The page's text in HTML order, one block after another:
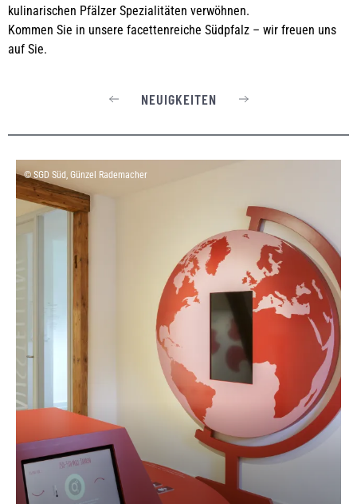
kulinarischen Pfälzer Spezialitäten verwöhnen.
Kommen Sie in unsere facettenreiche Südpfalz – wir freuen uns
auf Sie.
NEUIGKEITEN
© SGD Süd, Günzel Rademacher